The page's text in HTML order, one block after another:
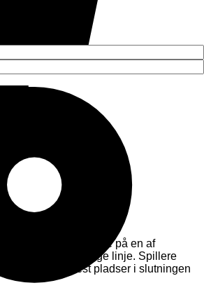
høje stabel af diske på en af
det kan gå i en lige linje. Spillere
besætter flest pladser i slutningen